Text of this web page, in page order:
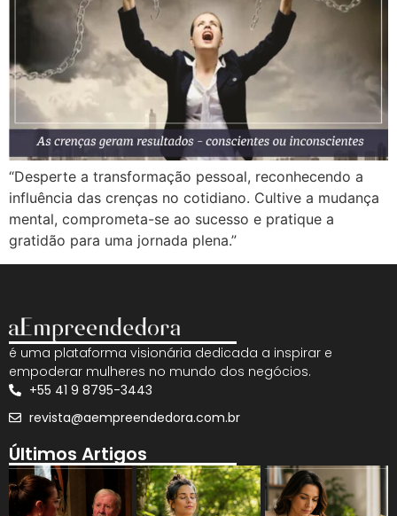
“Desperte a transformação pessoal, reconhecendo a
influência das crenças no cotidiano. Cultive a mudança
mental, comprometa-se ao sucesso e pratique a
gratidão para uma jornada plena.”
é uma plataforma visionária dedicada a inspirar e
empoderar mulheres no mundo dos negócios.
+55 41 9 8795-3443
revista@aempreendedora.com.br
Últimos Artigos